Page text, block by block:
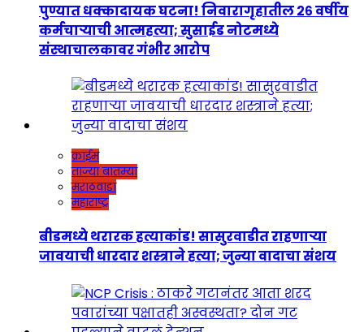
पुण्यात धक्कादायक घटना! निवारागृहातील २६ वर्षीय
कर्मचाऱ्याची आत्महत्या; सुसाईड नोटमध्ये
संस्थाचालकावर गंभीर आरोप
क्राईम
ताज्या बातम्या
मराठवाडा
महाराष्ट्र
बीडमध्ये थरारक हत्याकांड! सासुरवाडीत राहणाऱ्या
जावयाची धारदार शस्त्राने हत्या; जुन्या वादाचा संशय